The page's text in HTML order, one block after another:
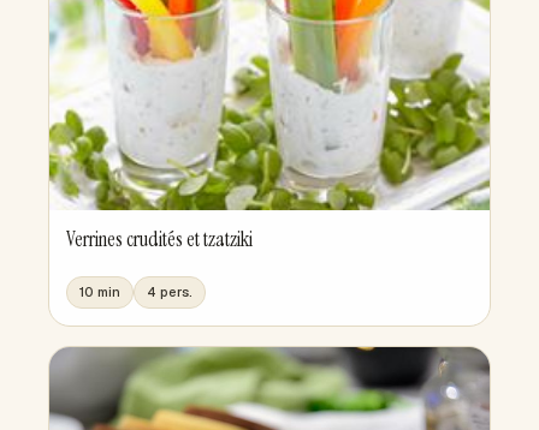
Verrines crudités et tzatziki
10 min 4 pers.